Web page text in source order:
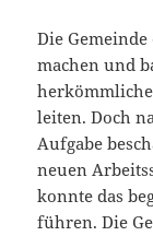
Die
machen und
leiten. Doch
Aufgabe
neuen
konnte das
führen. Die